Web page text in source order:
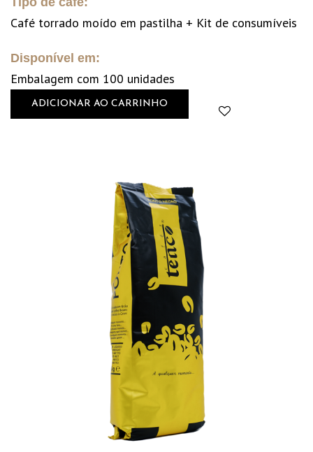
Café torrado moído em pastilha + Kit de consumíveis
Disponível em:
Embalagem com 100 unidades
ADICIONAR AO CARRINHO